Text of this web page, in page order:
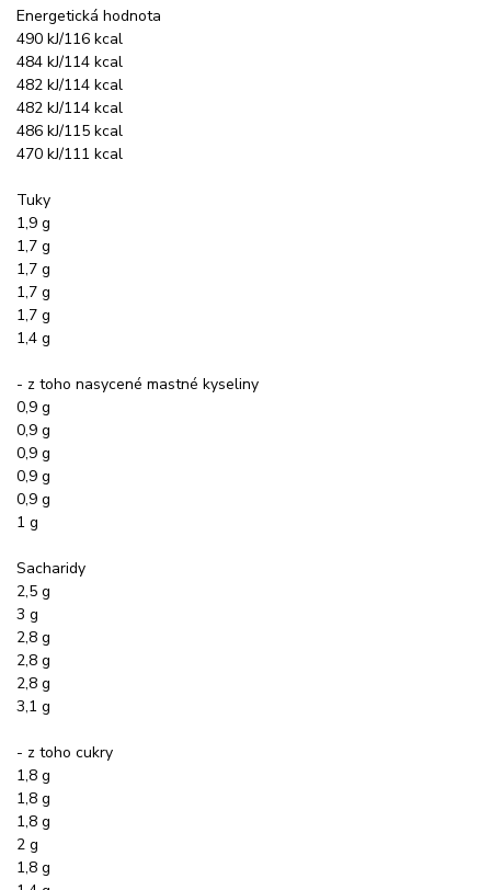
Energetická hodnota
490 kJ/116 kcal
484 kJ/114 kcal
482 kJ/114 kcal
482 kJ/114 kcal
486 kJ/115 kcal
470 kJ/111 kcal
Tuky
1,9 g
1,7 g
1,7 g
1,7 g
1,7 g
1,4 g
- z toho nasycené mastné kyseliny
0,9 g
0,9 g
0,9 g
0,9 g
0,9 g
1 g
Sacharidy
2,5 g
3 g
2,8 g
2,8 g
2,8 g
3,1 g
- z toho cukry
1,8 g
1,8 g
1,8 g
2 g
1,8 g